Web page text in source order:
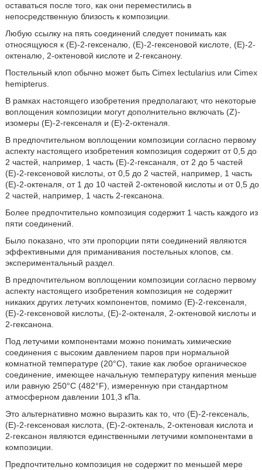
оставаться после того, как они переместились в
непосредственную близость к композиции.
Любую ссылку на пять соединений следует понимать как
относящуюся к (Е)-2-гексеналю, (Е)-2-гексеновой кислоте, (Е)-2-
октеналю, 2-октеновой кислоте и 2-гексанону.
Постельный клоп обычно может быть Cimex lectularius или Cimex
hemipterus.
В рамках настоящего изобретения предполагают, что некоторые
воплощения композиции могут дополнительно включать (Z)-
изомеры (Е)-2-гексеналя и (Е)-2-октеналя.
В предпочтительном воплощении композиции согласно первому
аспекту настоящего изобретения композиция содержит от 0,5 до
2 частей, например, 1 часть (Е)-2-гексаналя, от 2 до 5 частей
(Е)-2-гексеновой кислоты, от 0,5 до 2 частей, например, 1 часть
(Е)-2-октеналя, от 1 до 10 частей 2-октеновой кислоты и от 0,5 до
2 частей, например, 1 часть 2-гексанона.
Более предпочтительно композиция содержит 1 часть каждого из
пяти соединений.
Было показано, что эти пропорции пяти соединений являются
эффективными для приманивания постельных клопов, см.
экспериментальный раздел.
В предпочтительном воплощении композиции согласно первому
аспекту настоящего изобретения композиция не содержит
никаких других летучих компонентов, помимо (Е)-2-гексеналя,
(Е)-2-гексеновой кислоты, (Е)-2-октеналя, 2-октеновой кислоты и
2-гексанона.
Под летучими компонентами можно понимать химические
соединения с высоким давлением паров при нормальной
комнатной температуре (20°С), такие как любое органическое
соединение, имеющее начальную температуру кипения меньше
или равную 250°С (482°F), измеренную при стандартном
атмосферном давлении 101,3 кПа.
Это альтернативно можно выразить как то, что (Е)-2-гексеналь,
(Е)-2-гексеновая кислота, (Е)-2-октеналь, 2-октеновая кислота и
2-гексанон являются единственными летучими компонентами в
композиции.
Предпочтительно композиция не содержит по меньшей мере